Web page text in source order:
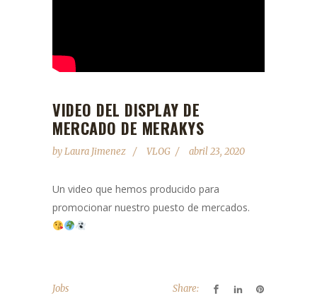
VIDEO DEL DISPLAY DE
MERCADO DE MERAKYS
byLaura Jimenez VLOG abril 23, 2020
Un video que hemos producido para
promocionar nuestro puesto de mercados.
Jobs Share: